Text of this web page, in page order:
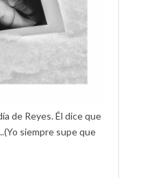
de Reyes. Él dice que
siempre supe que